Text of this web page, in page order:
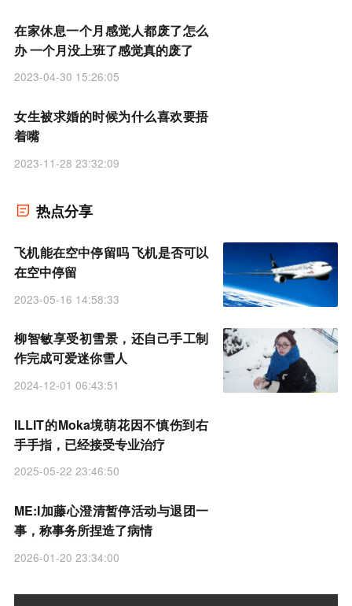
在家休息一个月感觉人都废了怎么
办 一个月没上班了感觉真的废了
2023-04-30 15:26:05
女生被求婚的时候为什么喜欢要捂
着嘴
2023-11-28 23:32:09
热点分享
飞机能在空中停留吗 飞机是否可以
在空中停留
2023-05-16 14:58:33
柳智敏享受初雪景，还自己手工制
作完成可爱迷你雪人
2024-12-01 06:43:51
ILLIT的Moka境萌花因不慎伤到右
手手指，已经接受专业治疗
2025-05-22 23:46:50
ME:I加藤心澄清暂停活动与退团一
事，称事务所捏造了病情
2026-01-20 23:34:00